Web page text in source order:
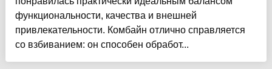
функциональности, качества и внешней
привлекательности. Комбайн отлично справляется
со взбиванием: он способен обработ...